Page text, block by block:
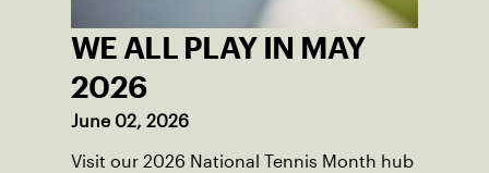
WE ALL PLAY IN MAY
2026
June 02, 2026
Visit our 2026 National Tennis Month hub